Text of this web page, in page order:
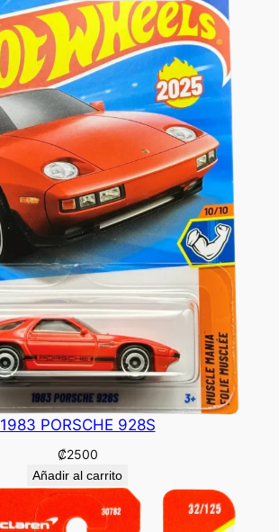
1983 PORSCHE 928S
₡2500
Añadir al carrito